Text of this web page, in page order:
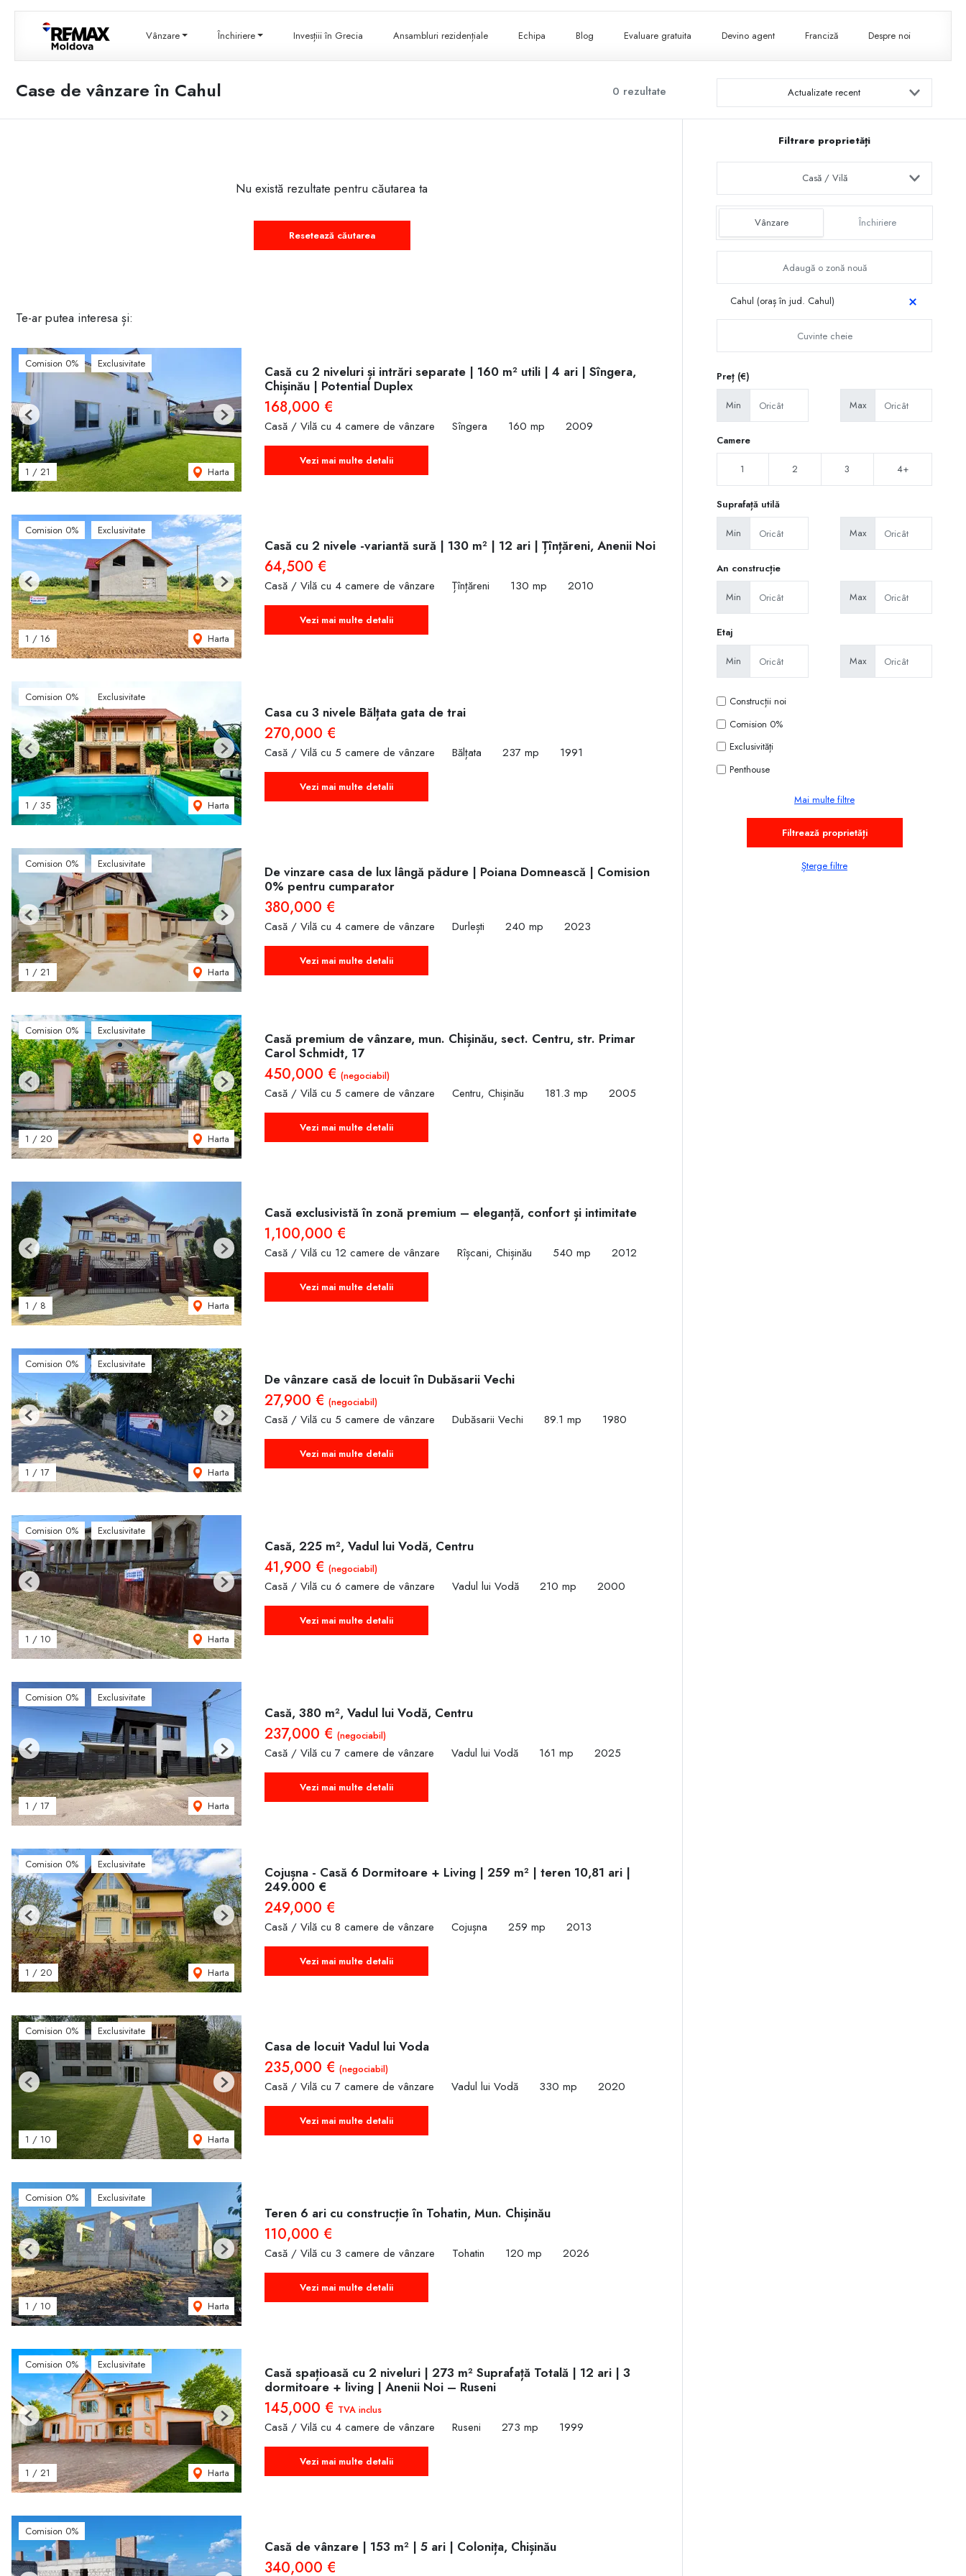
Vânzare Închiriere Invesțiii în Grecia Ansambluri rezidențiale Echipa Blog Evaluare gratuita Devino agent Franciză Despre noi
0 rezultate
Case de vânzare în Cahul Actualizate recent
Nu există rezultate pentru căutarea ta
Resetează căutarea
Te-ar putea interesa și:
Comision 0% Exclusivitate
1 / 21 Harta
Previous Next
Casă cu 2 niveluri și intrări separate | 160 m² utili | 4 ari | Sîngera,
Chișinău | Potent‌ial Duplex
168,000 €
Casă / Vilă cu 4 camere de vânzare Sîngera 160 mp 2009
Vezi mai multe detalii
Comision 0% Exclusivitate
1 / 16 Harta
Previous Next
Casă cu 2 nivele -variantă sură | 130 m² | 12 ari | Țînțăreni, Anenii Noi
64,500 €
Casă / Vilă cu 4 camere de vânzare Țînțăreni 130 mp 2010
Vezi mai multe detalii
Comision 0% Exclusivitate
1 / 35 Harta
Previous Next
Casa cu 3 nivele Bălțata gata de trai
270,000 €
Casă / Vilă cu 5 camere de vânzare Bălțata 237 mp 1991
Vezi mai multe detalii
Comision 0% Exclusivitate
1 / 21 Harta
Previous Next
De vinzare casa de lux lângă pădure | Poiana Domnească | Comision
0% pentru cumparator
380,000 €
Casă / Vilă cu 4 camere de vânzare Durlești 240 mp 2023
Vezi mai multe detalii
Comision 0% Exclusivitate
1 / 20 Harta
Previous Next
Casă premium de vânzare, mun. Chișinău, sect. Centru, str. Primar
Carol Schmidt, 17
450,000 € (negociabil)
Casă / Vilă cu 5 camere de vânzare Centru, Chișinău 181.3 mp 2005
Vezi mai multe detalii
1 / 8 Harta
Previous Next
Casă exclusivistă în zonă premium – eleganță, confort și intimitate
1,100,000 €
Casă / Vilă cu 12 camere de vânzare Rîșcani, Chișinău 540 mp 2012
Vezi mai multe detalii
Comision 0% Exclusivitate
1 / 17 Harta
Previous Next
De vânzare casă de locuit în Dubăsarii Vechi
27,900 € (negociabil)
Casă / Vilă cu 5 camere de vânzare Dubăsarii Vechi 89.1 mp 1980
Vezi mai multe detalii
Comision 0% Exclusivitate
1 / 10 Harta
Previous Next
Casă, 225 m², Vadul lui Vodă, Centru
41,900 € (negociabil)
Casă / Vilă cu 6 camere de vânzare Vadul lui Vodă 210 mp 2000
Vezi mai multe detalii
Comision 0% Exclusivitate
1 / 17 Harta
Previous Next
Casă, 380 m², Vadul lui Vodă, Centru
237,000 € (negociabil)
Casă / Vilă cu 7 camere de vânzare Vadul lui Vodă 161 mp 2025
Vezi mai multe detalii
Comision 0% Exclusivitate
1 / 20 Harta
Previous Next
Cojușna - Casă 6 Dormitoare + Living | 259 m² | teren 10,81 ari |
249.000 €
249,000 €
Casă / Vilă cu 8 camere de vânzare Cojușna 259 mp 2013
Vezi mai multe detalii
Comision 0% Exclusivitate
1 / 10 Harta
Previous Next
Casa de locuit Vadul lui Voda
235,000 € (negociabil)
Casă / Vilă cu 7 camere de vânzare Vadul lui Vodă 330 mp 2020
Vezi mai multe detalii
Comision 0% Exclusivitate
1 / 10 Harta
Previous Next
Teren 6 ari cu construcție în Tohatin, Mun. Chișinău
110,000 €
Casă / Vilă cu 3 camere de vânzare Tohatin 120 mp 2026
Vezi mai multe detalii
Comision 0% Exclusivitate
1 / 21 Harta
Previous Next
Casă spațioasă cu 2 niveluri | 273 m² Suprafață Totală | 12 ari | 3
dormitoare + living | Anenii Noi – Ruseni
145,000 € TVA inclus
Casă / Vilă cu 4 camere de vânzare Ruseni 273 mp 1999
Vezi mai multe detalii
Comision 0%
Casă de vânzare | 153 m² | 5 ari | Colonița, Chișinău
340,000 €
Filtrare proprietăți
Casă / Vilă
Vânzare Închiriere
Cahul (oraș în jud. Cahul)
Preț (€)
Min Max
Camere
1 2 3 4+
Suprafață utilă
Min Max
An construcție
Min Max
Etaj
Min Max
Construcții noi
Comision 0%
Exclusivități
Penthouse
Mai multe filtre
Șterge filtre